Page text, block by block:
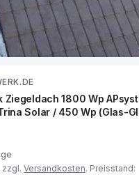
Zum Angebot
Ziegeldach 1800 Wp
Solar / 450 Wp (Glas-
zzgl. Versandkosten. Preisstand: